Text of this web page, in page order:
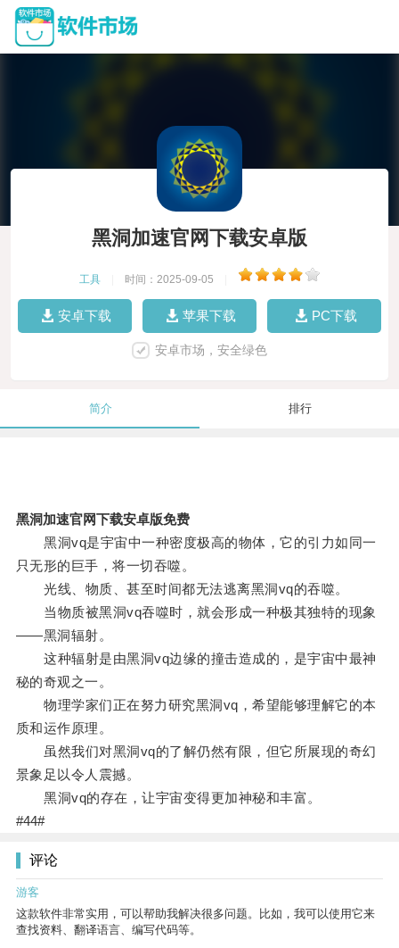
黑洞加速官网下载安卓版
工具 时间：2025-09-05
安卓下载 苹果下载 PC下载
安卓市场，安全绿色
简介 排行
黑洞加速官网下载安卓版免费
黑洞vq是宇宙中一种密度极高的物体，它的引力如同一
只无形的巨手，将一切吞噬。
光线、物质、甚至时间都无法逃离黑洞vq的吞噬。
当物质被黑洞vq吞噬时，就会形成一种极其独特的现象
——黑洞辐射。
这种辐射是由黑洞vq边缘的撞击造成的，是宇宙中最神
秘的奇观之一。
物理学家们正在努力研究黑洞vq，希望能够理解它的本
质和运作原理。
虽然我们对黑洞vq的了解仍然有限，但它所展现的奇幻
景象足以令人震撼。
黑洞vq的存在，让宇宙变得更加神秘和丰富。
#44#
评论
游客
这款软件非常实用，可以帮助我解决很多问题。比如，我可以使用它来
查找资料、翻译语言、编写代码等。